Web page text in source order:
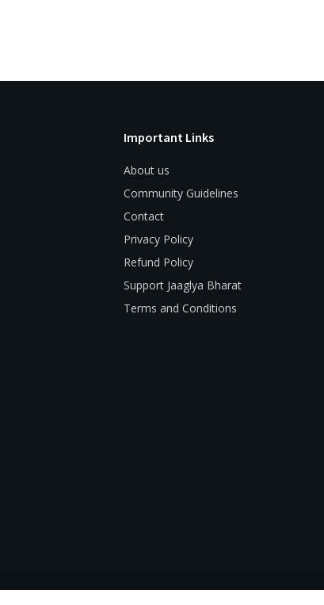
Important Links
About us
Community Guidelines
Contact
Privacy Policy
Refund Policy
Support Jaaglya Bharat
Terms and Conditions